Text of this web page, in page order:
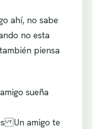
ahí, no sabe
no esta
piensa
sueña
Un amigo te